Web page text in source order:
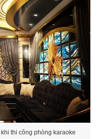
thi công phòng karaoke